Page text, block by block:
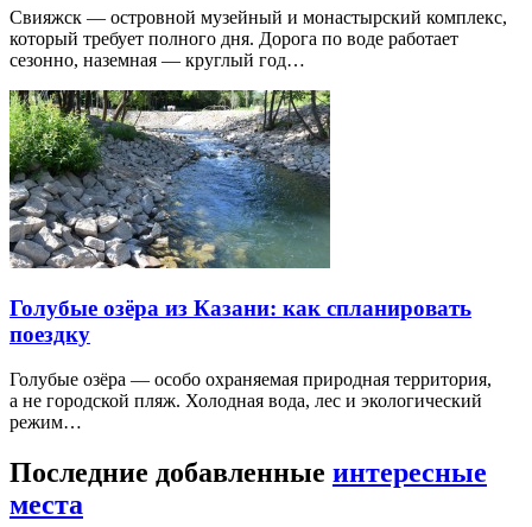
Свияжск — островной музейный и монастырский комплекс,
который требует полного дня. Дорога по воде работает
сезонно, наземная — круглый год…
Голубые озёра из Казани: как спланировать
поездку
Голубые озёра — особо охраняемая природная территория,
а не городской пляж. Холодная вода, лес и экологический
режим…
Последние добавленные интересные
места